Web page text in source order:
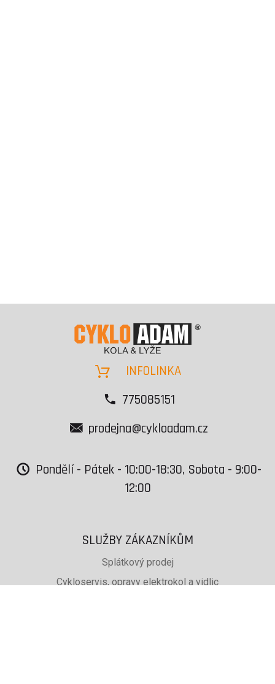
INFOLINKA
775085151
prodejna@cykloadam.cz
Pondělí - Pátek - 10:00-18:30, Sobota - 9:00-
12:00
SLUŽBY ZÁKAZNÍKŮM
Splátkový prodej
Cykloservis, opravy elektrokol a vidlic